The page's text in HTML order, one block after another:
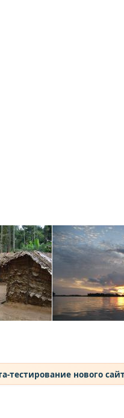
тестирование нового